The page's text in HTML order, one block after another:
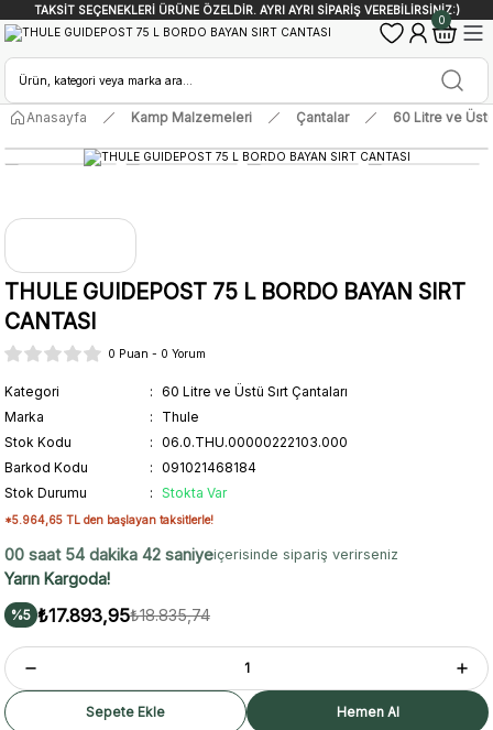
TAKSİT SEÇENEKLERİ ÜRÜNE ÖZELDİR. AYRI AYRI SİPARİŞ VEREBİLİRSİNİZ:)
0
Anasayfa Kamp Malzemeleri Çantalar 60 Litre ve Üstü
THULE GUIDEPOST 75 L BORDO BAYAN SIRT
CANTASI
0 Puan - 0 Yorum
Kategori
60 Litre ve Üstü Sırt Çantaları
Marka
Thule
Stok Kodu
06.0.THU.00000222103.000
Barkod Kodu
091021468184
Stok Durumu
Stokta Var
*5.964,65 TL den başlayan taksitlerle!
00 saat 54 dakika 42 saniyeiçerisinde sipariş verirseniz
Yarın Kargoda!
%5 ₺17.893,95₺18.835,74
Sepete Ekle Hemen Al